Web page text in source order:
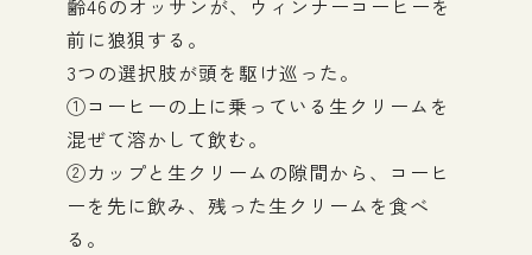
齢46のオッサンが、ウィンナーコーヒーを
前に狼狽する。
3つの選択肢が頭を駆け巡った。
①コーヒーの上に乗っている生クリームを
混ぜて溶かして飲む。
②カップと生クリームの隙間から、コーヒ
ーを先に飲み、残った生クリームを食べ
る。